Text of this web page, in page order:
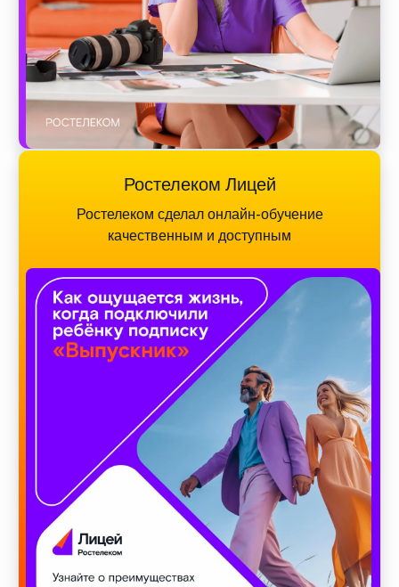
Ростелеком Лицей
Ростелеком сделал онлайн-обучение
качественным и доступным